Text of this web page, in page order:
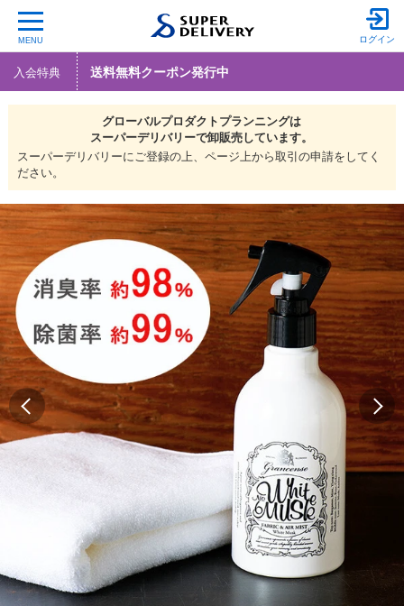
MENU ログイン
入会特典 送料無料クーポン発行中
グローバルプロダクトプランニングは
スーパーデリバリーで卸販売しています。
スーパーデリバリーにご登録の上、ページ上から取引の申請をしてく
ださい。